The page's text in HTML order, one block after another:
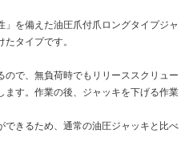
」を備えた油圧爪付爪ロングタイプジャ
タイプです。
ので、無負荷時でもリリーススクリュー
ます。作業の後、ジャッキを下げる作業
できるため、通常の油圧ジャッキと比べ